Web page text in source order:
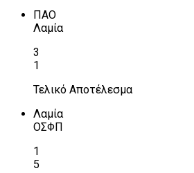
ΠΑΟ
Λαμία
3
1
Τελικό Αποτέλεσμα
Λαμία
ΟΣΦΠ
1
5